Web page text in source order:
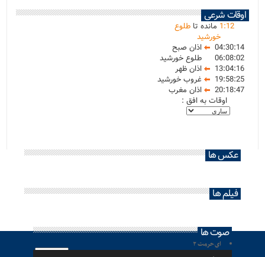
اوقات شرعی
1:12 مانده تاطلوع
خورشید
04:30:14
اذان صبح
06:08:02
طلوع خورشید
13:04:16
اذان ظهر
19:58:25
غروب خورشید
20:18:47
اذان مغرب
اوقات به افق :
عکس ها
فیلم ها
صوت ها
ای حرمت ۲
پخش‌کننده